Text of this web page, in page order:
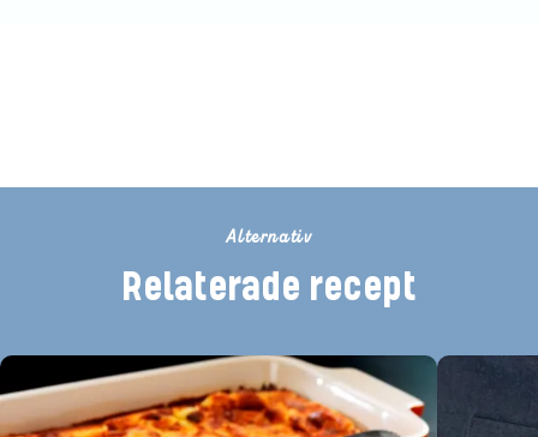
Alternativ
Relaterade recept